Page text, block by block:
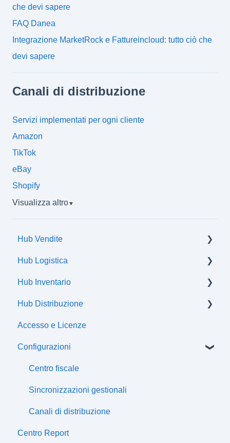
che devi sapere
FAQ Danea
Integrazione MarketRock e Fattureincloud: tutto ciò che
devi sapere
Canali di distribuzione
Servizi implementati per ogni cliente
Amazon
TikTok
eBay
Shopify
Visualizza altro▼
Hub Vendite
Ordini
Hub Logistica
Spedizioni
Flussi di comunicazione
Hub Inventario
Prodotti
Offerte
Attributi
Classi fiscali
Prezzi
Listini
Sconti
Hub Distribuzione
Certificazioni
Accesso e Licenze
Configurazioni
Centro fiscale
Sincronizzazioni gestionali
Canali di distribuzione
Centro Report